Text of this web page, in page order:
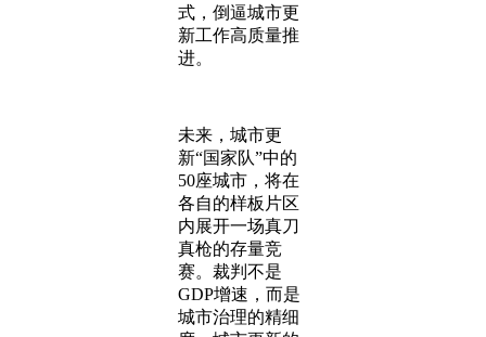
式，倒逼城市更
新工作高质量推
进。
未来，城市更
新“国家队”中的
50座城市，将在
各自的样板片区
内展开一场真刀
真枪的存量竞
赛。裁判不是
GDP增速，而是
城市治理的精细